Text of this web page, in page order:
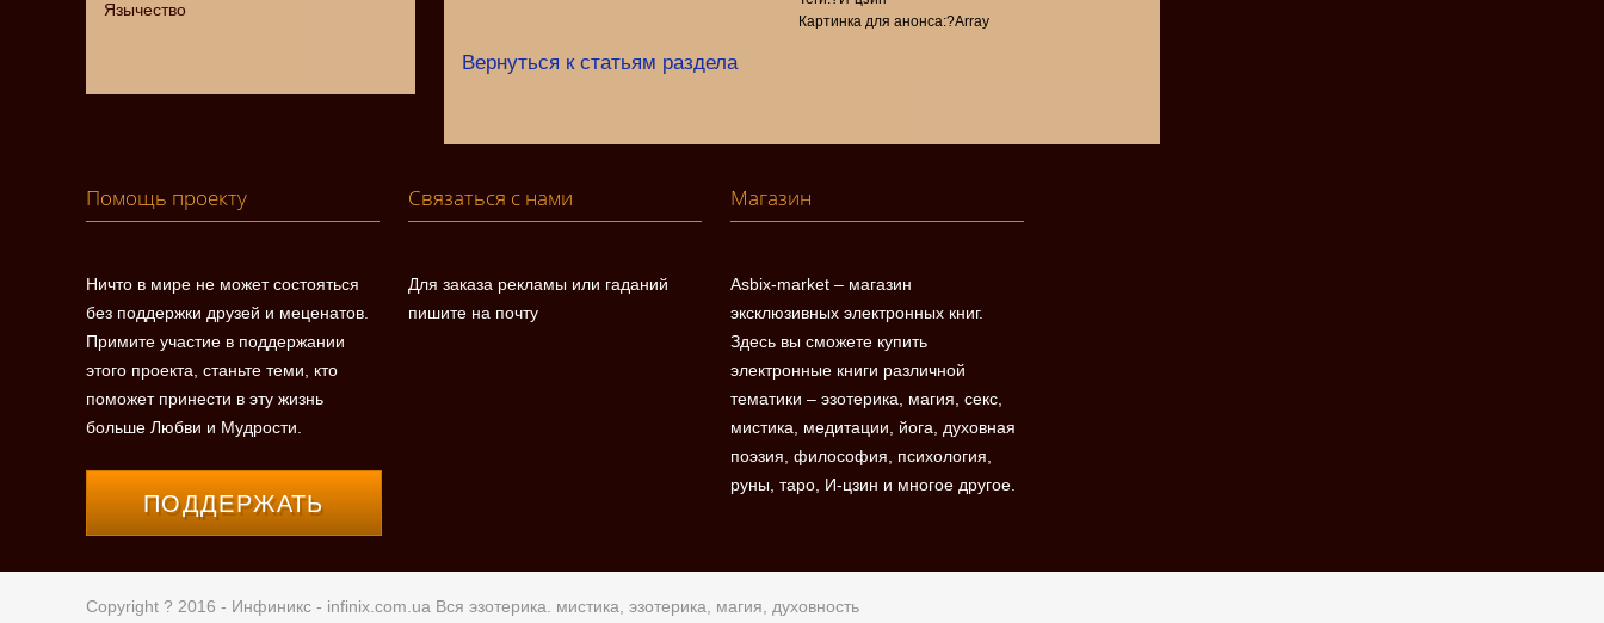
Язычество
Картинка для анонса:?Array
Вернуться к статьям раздела
Помощь проекту
Ничто в мире не может состояться
без поддержки друзей и меценатов.
Примите участие в поддержании
этого проекта, станьте теми, кто
поможет принести в эту жизнь
больше Любви и Мудрости.
ПОДДЕРЖАТЬ
Связаться с нами
Для заказа рекламы или гаданий
пишите на почту
Магазин
Asbix-market – магазин
эксклюзивных электронных книг.
Здесь вы сможете купить
электронные книги различной
тематики – эзотерика, магия, секс,
мистика, медитации, йога, духовная
поэзия, философия, психология,
руны, таро, И-цзин и многое другое.
Copyright ? 2016 - Инфиникс - infinix.com.ua Вся эзотерика. мистика, эзотерика, магия, духовность